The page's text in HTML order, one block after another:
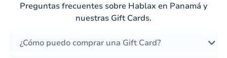
Preguntas frecuentes sobre Hablax en Panamá y
nuestras Gift Cards.
¿Cómo puedo comprar una Gift Card?